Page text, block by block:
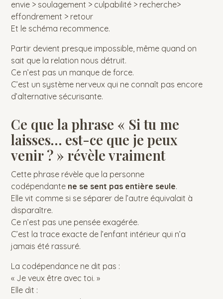
envie > soulagement > culpabilité > recherche>
effondrement > retour
Et le schéma recommence.
Partir devient presque impossible, même quand on
sait que la relation nous détruit.
Ce n’est pas un manque de force.
C’est un système nerveux qui ne connaît pas encore
d’alternative sécurisante.
Ce que la phrase « Si tu me
laisses… est-ce que je peux
venir ? » révèle vraiment
Cette phrase révèle que la personne
codépendante ne se sent pas entière seule.
Elle vit comme si se séparer de l’autre équivalait à
disparaître.
Ce n’est pas une pensée exagérée.
C’est la trace exacte de l’enfant intérieur qui n’a
jamais été rassuré.
La codépendance ne dit pas :
« Je veux être avec toi. »
Elle dit :